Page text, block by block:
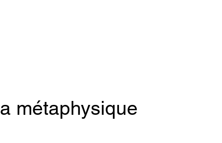
métaphysique